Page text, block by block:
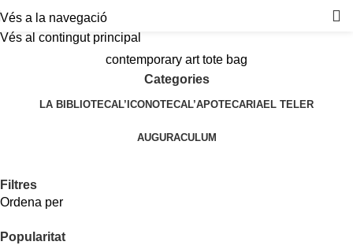
Vés a la navegació
Vés al contingut principal
contemporary art tote bag
Categories
LA BIBLIOTECAL’ICONOTECAL’APOTECARIAEL TELER
AUGURACULUM
Filtres
Ordena per
Popularitat